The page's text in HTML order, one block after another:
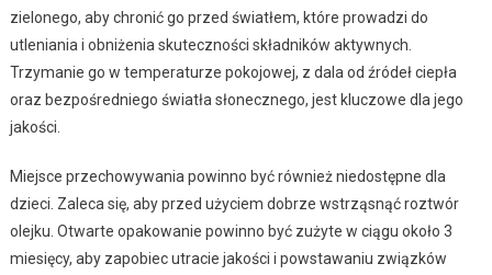
zielonego, aby chronić go przed światłem, które prowadzi do
utleniania i obniżenia skuteczności składników aktywnych.
Trzymanie go w temperaturze pokojowej, z dala od źródeł ciepła
oraz bezpośredniego światła słonecznego, jest kluczowe dla jego
jakości.
Miejsce przechowywania powinno być również niedostępne dla
dzieci. Zaleca się, aby przed użyciem dobrze wstrząsnąć roztwór
olejku. Otwarte opakowanie powinno być zużyte w ciągu około 3
miesięcy, aby zapobiec utracie jakości i powstawaniu związków